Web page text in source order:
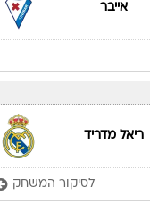
אייבר
ריאל מדריד
לסיקור המשחק